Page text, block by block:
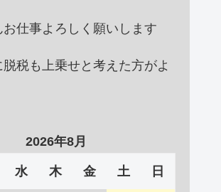
お仕事よろしく願いします
税も上乗せと考えた方がよ
2026年8月
水 木 金 土 日